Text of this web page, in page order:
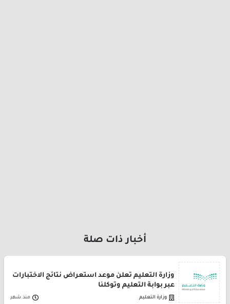
أخبار ذات صلة
وزارة التعليم تعلن موعد استعراض نتائج الاختبارات
عبر بوابة التعليم وتوكلنا
وزارة التعليم منذ شهر